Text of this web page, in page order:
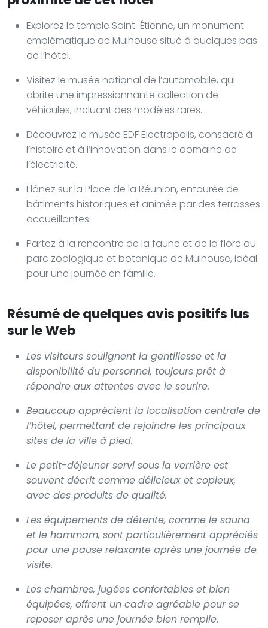
Explorez le temple Saint-Étienne, un monument
emblématique de Mulhouse situé à quelques pas
de l’hôtel.
Visitez le musée national de l’automobile, qui
abrite une impressionnante collection de
véhicules, incluant des modèles rares.
Découvrez le musée EDF Electropolis, consacré à
l’histoire et à l’innovation dans le domaine de
l’électricité.
Flânez sur la Place de la Réunion, entourée de
bâtiments historiques et animée par des terrasses
accueillantes.
Partez à la rencontre de la faune et de la flore au
parc zoologique et botanique de Mulhouse, idéal
pour une journée en famille.
Résumé de quelques avis positifs lus
sur le Web
Les visiteurs soulignent la gentillesse et la
disponibilité du personnel, toujours prêt à
répondre aux attentes avec le sourire.
Beaucoup apprécient la localisation centrale de
l’hôtel, permettant de rejoindre les principaux
sites de la ville à pied.
Le petit-déjeuner servi sous la verrière est
souvent décrit comme délicieux et copieux,
avec des produits de qualité.
Les équipements de détente, comme le sauna
et le hammam, sont particulièrement appréciés
pour une pause relaxante après une journée de
visite.
Les chambres, jugées confortables et bien
équipées, offrent un cadre agréable pour se
reposer après une journée bien remplie.